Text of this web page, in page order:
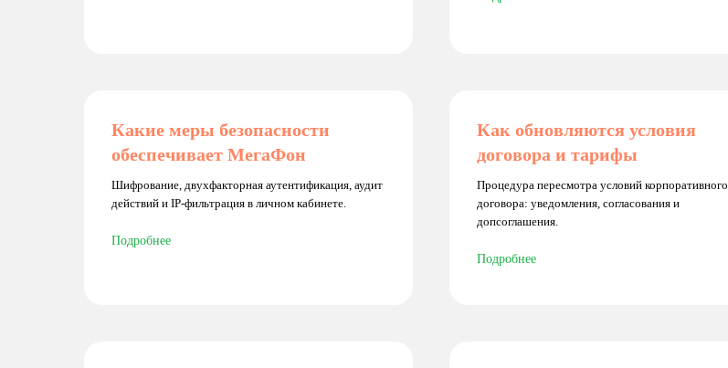
Какие меры безопасности
обеспечивает МегаФон
Шифрование, двухфакторная аутентификация, аудит
действий и IP-фильтрация в личном кабинете.
Подробнее
Как обновляются условия
договора и тарифы
Процедура пересмотра условий корпоративного
договора: уведомления, согласования и
допсоглашения.
Подробнее